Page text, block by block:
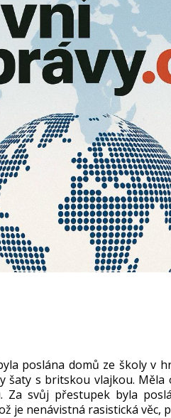
poslána domů ze školy v
šaty s britskou vlajkou.
Za svůj přestupek byla posl
je nenávistná rasistická věc,